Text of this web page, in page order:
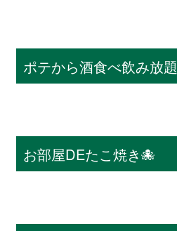
ポテから酒食べ飲み放題
お部屋DEたこ焼き🐙